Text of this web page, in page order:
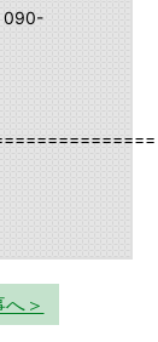
090-
＞